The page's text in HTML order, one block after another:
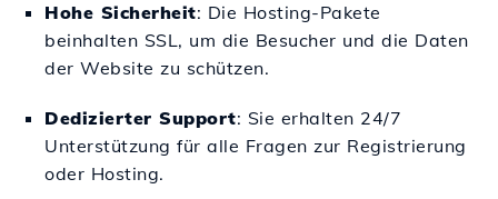
Hohe Sicherheit: Die Hosting-Pakete
beinhalten SSL, um die Besucher und die Daten
der Website zu schützen.
Dedizierter Support: Sie erhalten 24/7
Unterstützung für alle Fragen zur Registrierung
oder Hosting.